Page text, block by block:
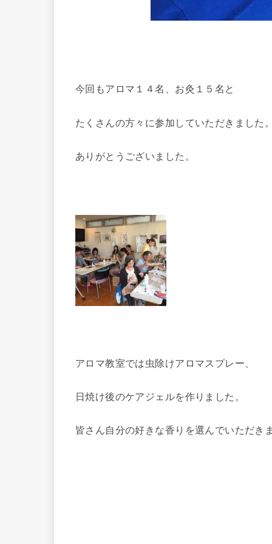
今回もアロマ１４名、お灸１５名と
たくさんの方々に参加していただきました
ありがとうございました。
アロマ教室では虫除けアロマスプレー、
日焼け後のケアジェルを作りました。
皆さん自分の好きな香りを選んでいただき